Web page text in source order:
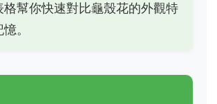
格幫你快速對比龜殼花的外觀特
。